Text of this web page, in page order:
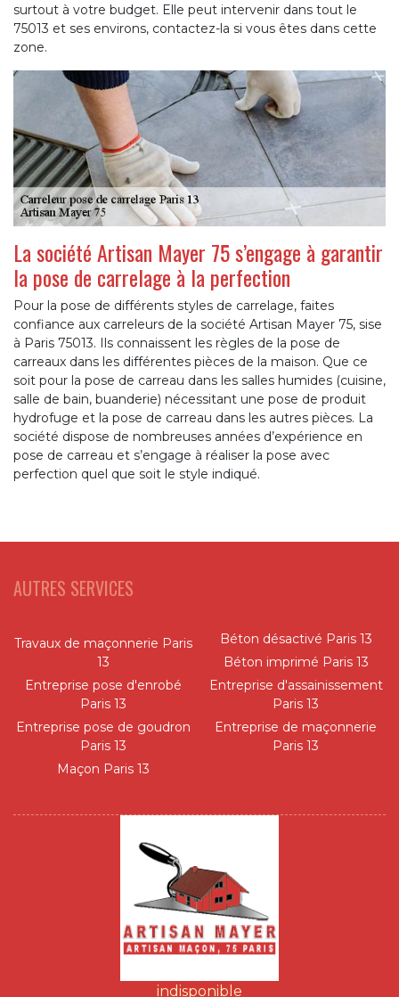
surtout à votre budget. Elle peut intervenir dans tout le
75013 et ses environs, contactez-la si vous êtes dans cette
zone.
La société Artisan Mayer 75 s’engage à garantir
la pose de carrelage à la perfection
Pour la pose de différents styles de carrelage, faites
confiance aux carreleurs de la société Artisan Mayer 75, sise
à Paris 75013. Ils connaissent les règles de la pose de
carreaux dans les différentes pièces de la maison. Que ce
soit pour la pose de carreau dans les salles humides (cuisine,
salle de bain, buanderie) nécessitant une pose de produit
hydrofuge et la pose de carreau dans les autres pièces. La
société dispose de nombreuses années d’expérience en
pose de carreau et s’engage à réaliser la pose avec
perfection quel que soit le style indiqué.
AUTRES SERVICES
Travaux de maçonnerie Paris
13
Entreprise pose d'enrobé
Paris 13
Entreprise pose de goudron
Paris 13
Maçon Paris 13
Béton désactivé Paris 13
Béton imprimé Paris 13
Entreprise d'assainissement
Paris 13
Entreprise de maçonnerie
Paris 13
indisponible